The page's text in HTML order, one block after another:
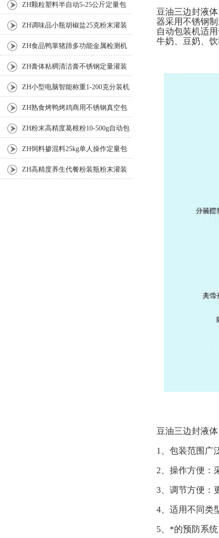
豆油三边封液
器采用不锈钢
自动包装机适
牛奶、豆奶、
豆油三边封液
1、包装范围广
2、操作方便：
3、调节方便：
4、适用不同类
5、*的预防系
ZH颗粒塑料半自动5-25公斤定量包
装机 ZH调味品小瓶胡椒盐25克粉末灌装
ZH食品鸭掌猪蹄多功能金属检测机
ZH膏体粘稠清洁膏不锈钢定量灌装
机厂家 ZH小型电脑智能称重1-200克分装机
ZH熟食烤鸭烤鸡商用不锈钢真空包
装机 ZH粉末高精度葛根粉10-500g自动包
装机 ZH饲料掺混料25kg单人操作定量包
装机 ZH高精度养生代餐粉装瓶粉末灌装